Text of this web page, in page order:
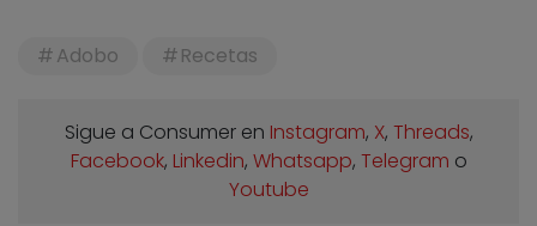
Adobo Recetas
Sigue a Consumer en Instagram, X, Threads,
Facebook, Linkedin, Whatsapp, Telegram o
Youtube